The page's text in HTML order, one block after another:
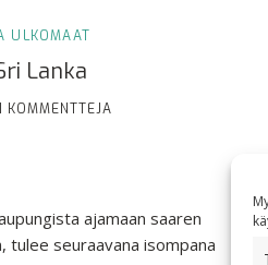
ULKOMAAT
Lanka
KOMMENTTEJA
ajamaan saaren
tulee seuraavana isompana